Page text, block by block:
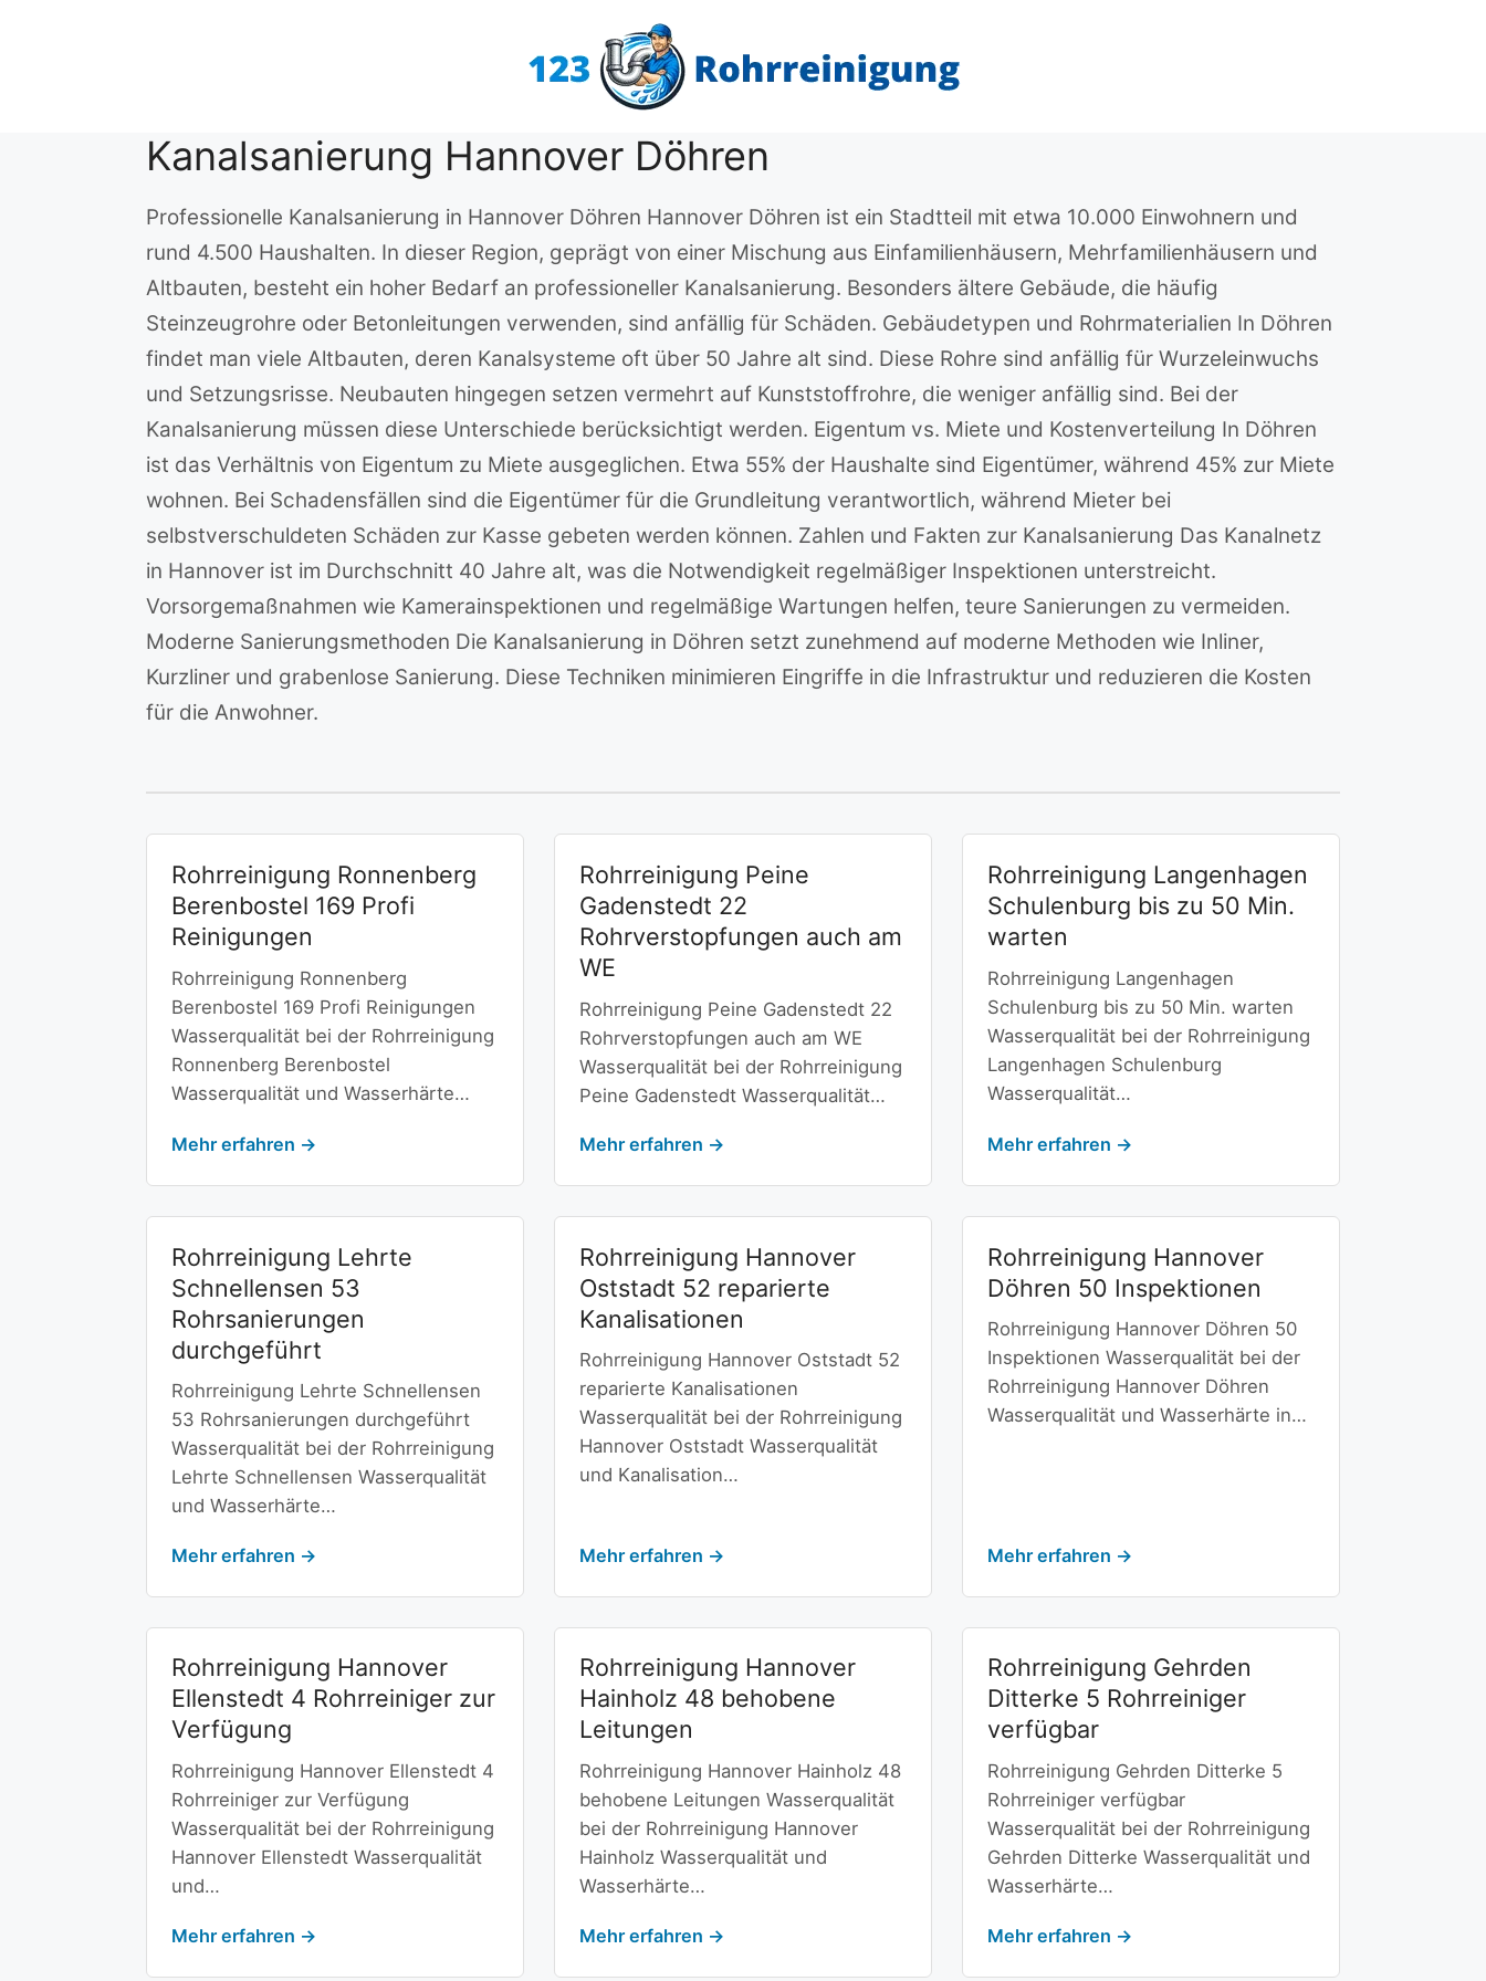
Kanalsanierung Hannover Döhren
Professionelle Kanalsanierung in Hannover Döhren Hannover Döhren ist ein Stadtteil mit etwa 10.000 Einwohnern und
rund 4.500 Haushalten. In dieser Region, geprägt von einer Mischung aus Einfamilienhäusern, Mehrfamilienhäusern und
Altbauten, besteht ein hoher Bedarf an professioneller Kanalsanierung. Besonders ältere Gebäude, die häufig
Steinzeugrohre oder Betonleitungen verwenden, sind anfällig für Schäden. Gebäudetypen und Rohrmaterialien In Döhren
findet man viele Altbauten, deren Kanalsysteme oft über 50 Jahre alt sind. Diese Rohre sind anfällig für Wurzeleinwuchs
und Setzungsrisse. Neubauten hingegen setzen vermehrt auf Kunststoffrohre, die weniger anfällig sind. Bei der
Kanalsanierung müssen diese Unterschiede berücksichtigt werden. Eigentum vs. Miete und Kostenverteilung In Döhren
ist das Verhältnis von Eigentum zu Miete ausgeglichen. Etwa 55% der Haushalte sind Eigentümer, während 45% zur Miete
wohnen. Bei Schadensfällen sind die Eigentümer für die Grundleitung verantwortlich, während Mieter bei
selbstverschuldeten Schäden zur Kasse gebeten werden können. Zahlen und Fakten zur Kanalsanierung Das Kanalnetz
in Hannover ist im Durchschnitt 40 Jahre alt, was die Notwendigkeit regelmäßiger Inspektionen unterstreicht.
Vorsorgemaßnahmen wie Kamerainspektionen und regelmäßige Wartungen helfen, teure Sanierungen zu vermeiden.
Moderne Sanierungsmethoden Die Kanalsanierung in Döhren setzt zunehmend auf moderne Methoden wie Inliner,
Kurzliner und grabenlose Sanierung. Diese Techniken minimieren Eingriffe in die Infrastruktur und reduzieren die Kosten
für die Anwohner.
Rohrreinigung Ronnenberg
Berenbostel 169 Profi
Reinigungen
Rohrreinigung Ronnenberg
Berenbostel 169 Profi Reinigungen
Wasserqualität bei der Rohrreinigung
Ronnenberg Berenbostel
Wasserqualität und Wasserhärte…
Mehr erfahren →
Rohrreinigung Peine
Gadenstedt 22
Rohrverstopfungen auch am
WE
Rohrreinigung Peine Gadenstedt 22
Rohrverstopfungen auch am WE
Wasserqualität bei der Rohrreinigung
Peine Gadenstedt Wasserqualität…
Mehr erfahren →
Rohrreinigung Langenhagen
Schulenburg bis zu 50 Min.
warten
Rohrreinigung Langenhagen
Schulenburg bis zu 50 Min. warten
Wasserqualität bei der Rohrreinigung
Langenhagen Schulenburg
Wasserqualität…
Mehr erfahren →
Rohrreinigung Lehrte
Schnellensen 53
Rohrsanierungen
durchgeführt
Rohrreinigung Lehrte Schnellensen
53 Rohrsanierungen durchgeführt
Wasserqualität bei der Rohrreinigung
Lehrte Schnellensen Wasserqualität
und Wasserhärte…
Mehr erfahren →
Rohrreinigung Hannover
Oststadt 52 reparierte
Kanalisationen
Rohrreinigung Hannover Oststadt 52
reparierte Kanalisationen
Wasserqualität bei der Rohrreinigung
Hannover Oststadt Wasserqualität
und Kanalisation…
Mehr erfahren →
Rohrreinigung Hannover
Döhren 50 Inspektionen
Rohrreinigung Hannover Döhren 50
Inspektionen Wasserqualität bei der
Rohrreinigung Hannover Döhren
Wasserqualität und Wasserhärte in…
Mehr erfahren →
Rohrreinigung Hannover
Ellenstedt 4 Rohrreiniger zur
Verfügung
Rohrreinigung Hannover Ellenstedt 4
Rohrreiniger zur Verfügung
Wasserqualität bei der Rohrreinigung
Hannover Ellenstedt Wasserqualität
und…
Mehr erfahren →
Rohrreinigung Hannover
Hainholz 48 behobene
Leitungen
Rohrreinigung Hannover Hainholz 48
behobene Leitungen Wasserqualität
bei der Rohrreinigung Hannover
Hainholz Wasserqualität und
Wasserhärte…
Mehr erfahren →
Rohrreinigung Gehrden
Ditterke 5 Rohrreiniger
verfügbar
Rohrreinigung Gehrden Ditterke 5
Rohrreiniger verfügbar
Wasserqualität bei der Rohrreinigung
Gehrden Ditterke Wasserqualität und
Wasserhärte…
Mehr erfahren →